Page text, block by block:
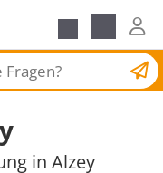
Scheidungsantrag
in Alzey